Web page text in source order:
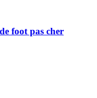
foot pas cher